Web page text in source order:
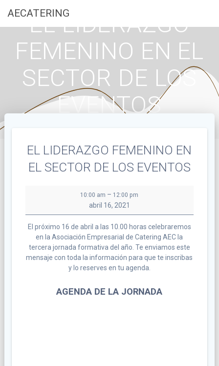
AECATERING
EL LIDERAZGO
FEMENINO EN EL
SECTOR DE LOS
EVENTOS
EL LIDERAZGO FEMENINO EN
EL SECTOR DE LOS EVENTOS
LIDERAZGO
FEMENINO
EL
SECTOR
DE
LOS
EVENTOS
10:00 am – 12:00 pm
abril 16, 2021
El próximo 16 de abril a las 10.00 horas celebraremos
en la Asociación Empresarial de Catering AEC la
tercera jornada formativa del año. Te enviamos este
mensaje con toda la información para que te inscribas
y lo reserves en tu agenda.
AGENDA DE LA JORNADA